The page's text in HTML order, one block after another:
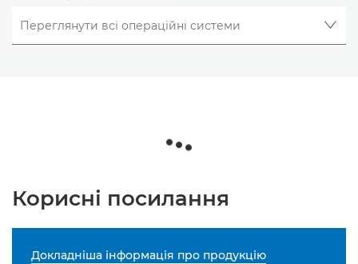
Корисні посилання
Докладніша інформація про продукцію